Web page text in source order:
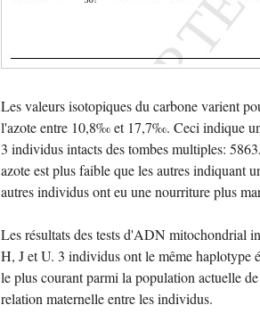
Les valeurs isotopiques du carbone varient
l'azote entre 10,8‰ et 17,7‰. Ceci indique
3 individus intacts des tombes multiples:
azote est plus faible que les autres indiquant
autres individus ont eu une nourriture plus
Les résultats des tests d'ADN mitochondrial
H, J et U. 3 individus ont le même haplotype
le plus courant parmi la population actuelle
relation maternelle entre les individus.